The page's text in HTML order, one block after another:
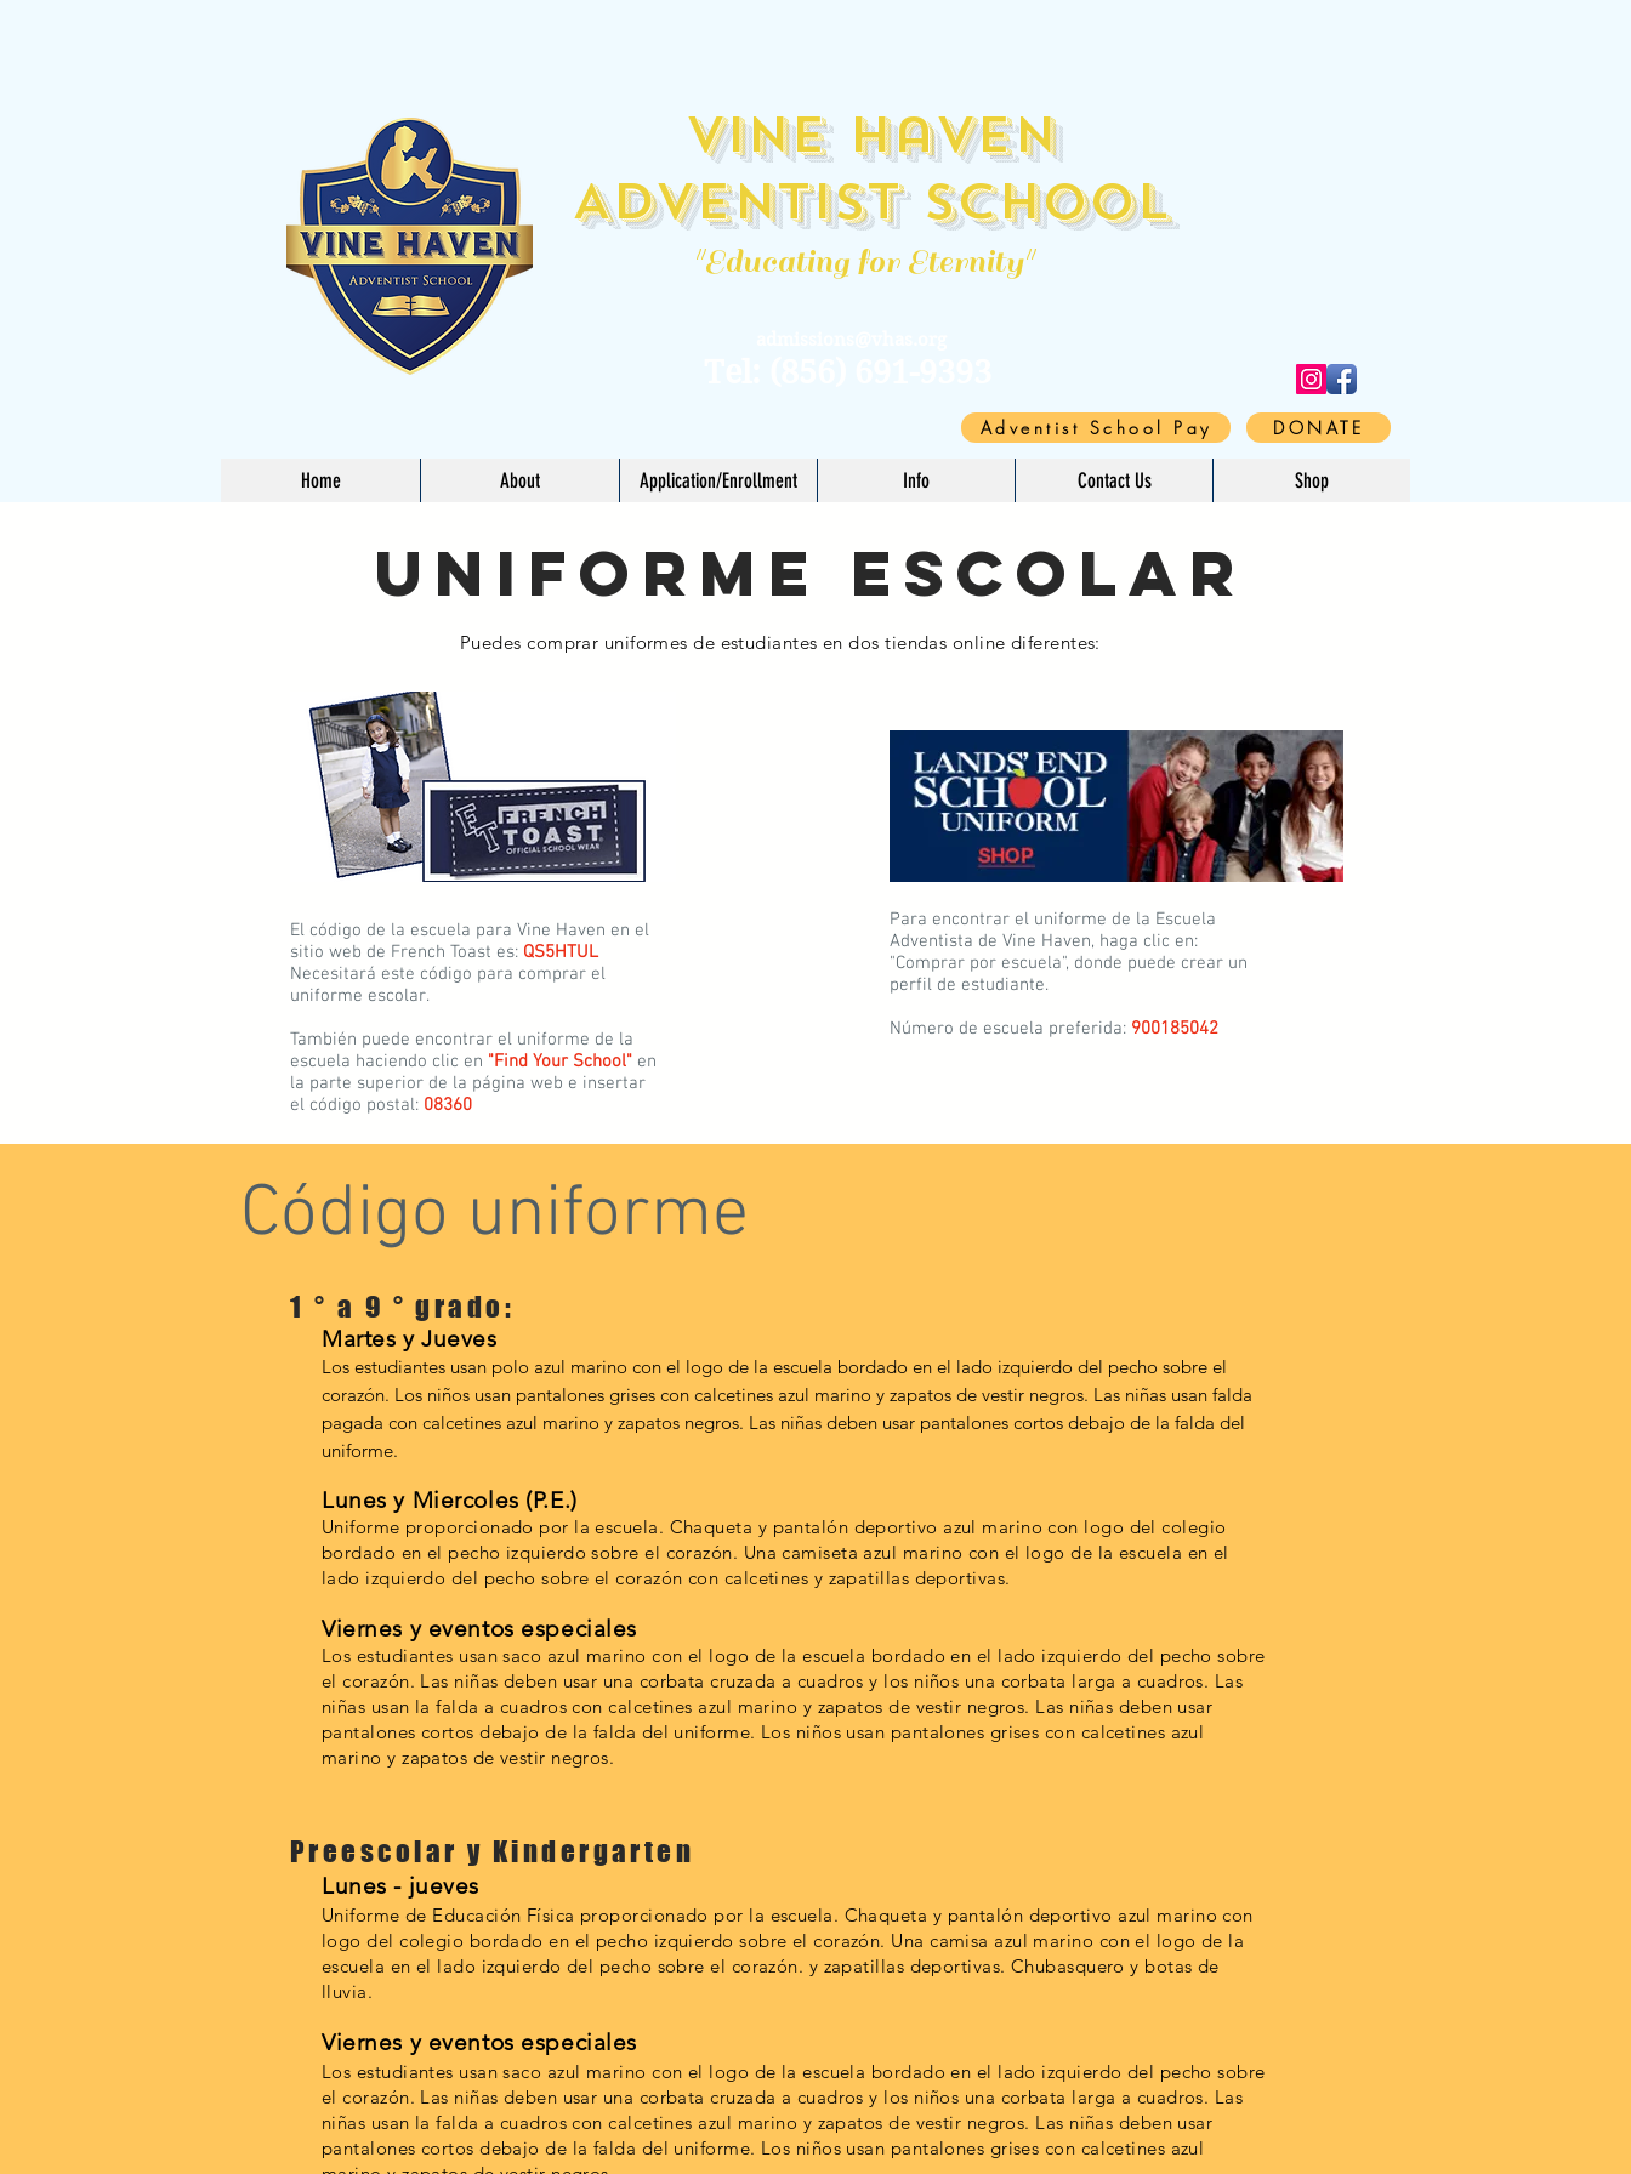
Vine Haven
Adventist School
"Educating for Eternity"
Adventist School Pay DONATE
Home About Application/Enrollment Info Contact Us Shop
Uniforme escolar
Puedes comprar uniformes de estudiantes en dos tiendas online diferentes:
El código de la escuela para Vine Haven en el
sitio web de French Toast es: QS5HTUL
Necesitará este código para comprar el
uniforme escolar.
También puede encontrar el uniforme de la
escuela haciendo clic en "Find Your School" en
la parte superior de la página web e insertar
el código postal: 08360
Para encontrar el uniforme de la Escuela
Adventista de Vine Haven, haga clic en:
"Comprar por escuela", donde puede crear un
perfil de estudiante.
Número de escuela preferida: 900185042
Código uniforme
1 ° a 9 ° grado:
Martes y Jueves
Los estudiantes usan polo azul marino con el logo de la escuela bordado en el lado izquierdo del pecho sobre el
corazón. Los niños usan pantalones grises con calcetines azul marino y zapatos de vestir negros. Las niñas usan falda
pagada con calcetines azul marino y zapatos negros. Las niñas deben usar pantalones cortos debajo de la falda del
uniforme.
Lunes y Miercoles (P.E.)
Uniforme proporcionado por la escuela. Chaqueta y pantalón deportivo azul marino con logo del colegio
bordado en el pecho izquierdo sobre el corazón. Una camiseta azul marino con el logo de la escuela en el
lado izquierdo del pecho sobre el corazón con calcetines y zapatillas deportivas.
Viernes y eventos especiales
Los estudiantes usan saco azul marino con el logo de la escuela bordado en el lado izquierdo del pecho sobre
el corazón. Las niñas deben usar una corbata cruzada a cuadros y los niños una corbata larga a cuadros. Las
niñas usan la falda a cuadros con calcetines azul marino y zapatos de vestir negros. Las niñas deben usar
pantalones cortos debajo de la falda del uniforme. Los niños usan pantalones grises con calcetines azul
marino y zapatos de vestir negros.
Preescolar y Kindergarten
Lunes - jueves
Uniforme de Educación Física proporcionado por la escuela. Chaqueta y pantalón deportivo azul marino con
logo del colegio bordado en el pecho izquierdo sobre el corazón. Una camisa azul marino con el logo de la
escuela en el lado izquierdo del pecho sobre el corazón. y zapatillas deportivas. Chubasquero y botas de
lluvia.
Viernes y eventos especiales
Los estudiantes usan saco azul marino con el logo de la escuela bordado en el lado izquierdo del pecho sobre
el corazón. Las niñas deben usar una corbata cruzada a cuadros y los niños una corbata larga a cuadros. Las
niñas usan la falda a cuadros con calcetines azul marino y zapatos de vestir negros. Las niñas deben usar
pantalones cortos debajo de la falda del uniforme. Los niños usan pantalones grises con calcetines azul